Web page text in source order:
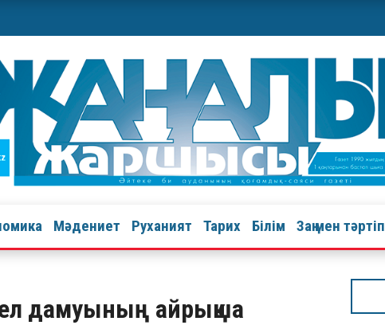
Мәдениет Руханият Тарих Білім Заң мен тәртіп
ел дамуының айрықша